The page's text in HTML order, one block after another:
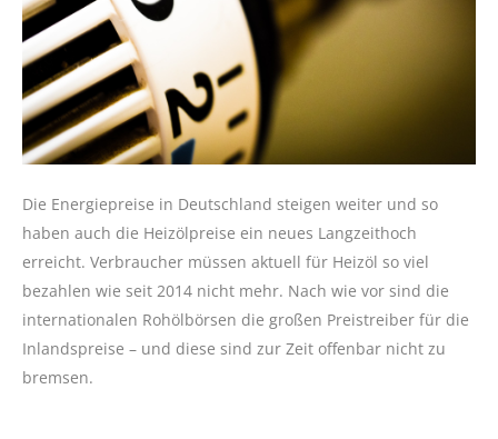
Die Energiepreise in Deutschland steigen weiter und so
haben auch die Heizölpreise ein neues Langzeithoch
erreicht. Verbraucher müssen aktuell für Heizöl so viel
bezahlen wie seit 2014 nicht mehr. Nach wie vor sind die
internationalen Rohölbörsen die großen Preistreiber für die
Inlandspreise – und diese sind zur Zeit offenbar nicht zu
bremsen.